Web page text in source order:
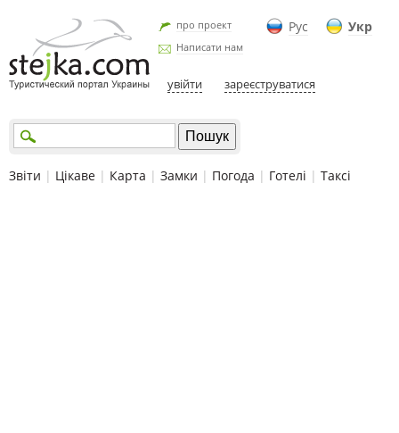
Рус Укр
про проект
Написати нам
увійти зареєструватися
Звіти | Цікаве | Карта | Замки | Погода | Готелі | Таксі